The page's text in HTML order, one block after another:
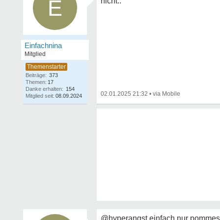
E
Einfachnina
Mitglied
Beiträge: 373
Themen: 17
Danke erhalten: 154
Mitglied seit: 08.09.2024 02.01.2025 21:32 •
@hyperangst einfach nur pommes